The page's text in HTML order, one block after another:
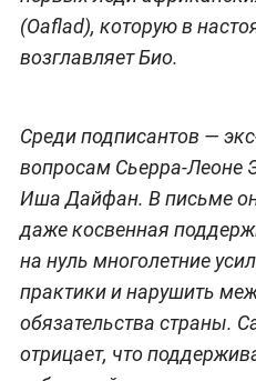
(Oaflad), которую в
возглавляет Био.
Среди подписантов —
вопросам Сьерра-
Иша Дайфан. В письме
даже косвенная
на нуль многолетние
практики и нарушить
обязательства страны.
отрицает, что